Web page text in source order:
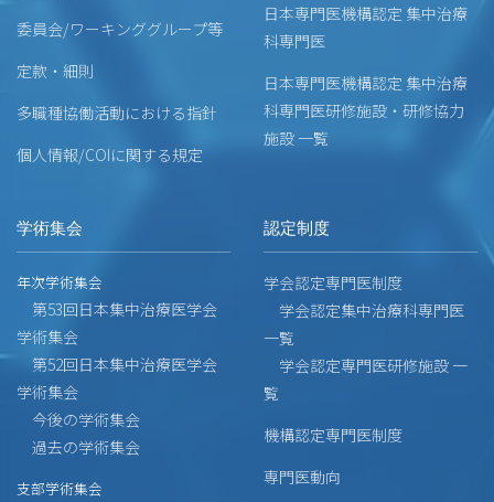
委員会/ワーキンググループ等
定款・細則
多職種協働活動における指針
個人情報/COIに関する規定
日本専門医機構認定 集中治療
科専門医
日本専門医機構認定 集中治療
科専門医研修施設・研修協力
施設 一覧
学術集会
年次学術集会
第53回日本集中治療医学会
学術集会
第52回日本集中治療医学会
学術集会
今後の学術集会
過去の学術集会
支部学術集会
認定制度
学会認定専門医制度
学会認定集中治療科専門医
一覧
学会認定専門医研修施設 一
覧
機構認定専門医制度
専門医動向